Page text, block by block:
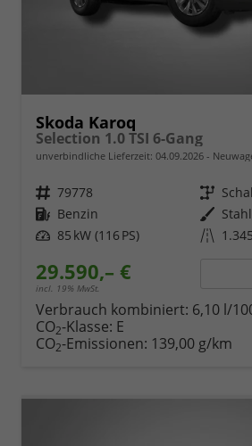
Skoda Karoq
Selection 1.0 TSI 6-Gang
unverbindliche Lieferzeit: 04.09.2026
Fahrzeugnr. 79778 Getriebe
Kraftstoff Benzin Außenfarbe
Leistung 85 kW (116 PS) Kilometerstand
29.590,– €
incl. 19% MwSt.
Verbrauch kombiniert: 6,10 l/
CO2-Klasse: E
CO2-Emissionen: 139,00 g/km